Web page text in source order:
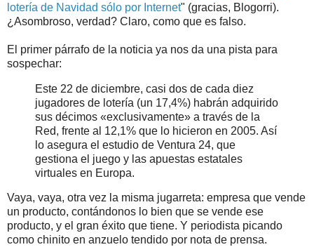
lotería de Navidad sólo por Internet" (gracias, Blogorri).
¿Asombroso, verdad? Claro, como que es falso.
El primer párrafo de la noticia ya nos da una pista para
sospechar:
Este 22 de diciembre, casi dos de cada diez
jugadores de lotería (un 17,4%) habrán adquirido
sus décimos «exclusivamente» a través de la
Red, frente al 12,1% que lo hicieron en 2005. Así
lo asegura el estudio de Ventura 24, que
gestiona el juego y las apuestas estatales
virtuales en Europa.
Vaya, vaya, otra vez la misma jugarreta: empresa que vende
un producto, contándonos lo bien que se vende ese
producto, y el gran éxito que tiene. Y periodista picando
como chinito en anzuelo tendido por nota de prensa.